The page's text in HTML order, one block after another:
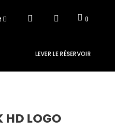
0
LEVER LE RÉSERVOIR
HD LOGO